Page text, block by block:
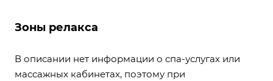
Зоны релакса
В описании нет информации о спа-услугах или
массажных кабинетах, поэтому при